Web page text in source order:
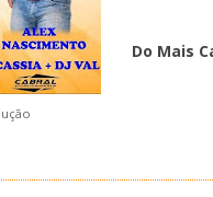
Do Mais